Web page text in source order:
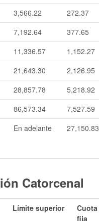
3,566.22 272.37
7,192.64 377.65
11,336.57 1,152.27
21,643.30 2,126.95
28,857.78 5,218.92
86,573.34 7,527.59
En adelante 27,150.83
Catorcenal
Límite superior
Cuota
fija